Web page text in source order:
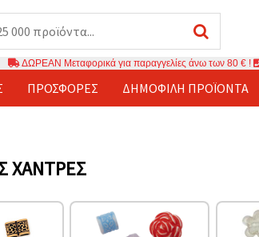
ΔΩΡΕΑΝ Μεταφορικά για παραγγελίες άνω των 80 € !
ΠΡΟΣΦΟΡΈΣ ΔΗΜΟΦΙΛΉ ΠΡΟΪΌΝΤΑ
ΧΆΝΤΡΕΣ